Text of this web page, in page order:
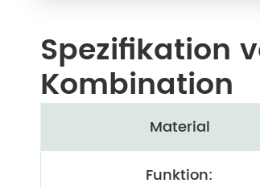
Spezifikation
Kombination
Material
Funktion: